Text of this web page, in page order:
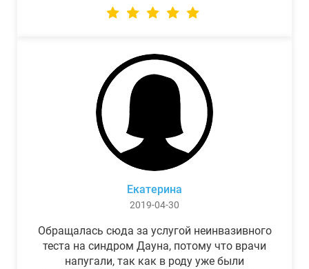
Екатерина
2019-04-30
Обращалась сюда за услугой неинвазивного
теста на синдром Дауна, потому что врачи
напугали, так как в роду уже были